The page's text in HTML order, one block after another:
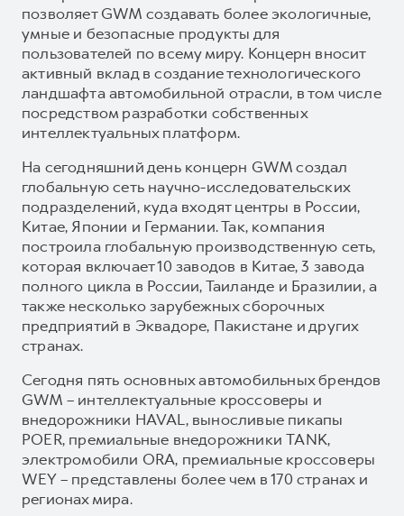
позволяет GWM создавать более экологичные,
умные и безопасные продукты для
пользователей по всему миру. Концерн вносит
активный вклад в создание технологического
ландшафта автомобильной отрасли, в том числе
посредством разработки собственных
интеллектуальных платформ.
На сегодняшний день концерн GWM создал
глобальную сеть научно-исследовательских
подразделений, куда входят центры в России,
Китае, Японии и Германии. Так, компания
построила глобальную производственную сеть,
которая включает 10 заводов в Китае, 3 завода
полного цикла в России, Таиланде и Бразилии, а
также несколько зарубежных сборочных
предприятий в Эквадоре, Пакистане и других
странах.
Сегодня пять основных автомобильных брендов
GWM – интеллектуальные кроссоверы и
внедорожники HAVAL, выносливые пикапы
POER, премиальные внедорожники TANK,
электромобили ORA, премиальные кроссоверы
WEY – представлены более чем в 170 странах и
регионах мира.